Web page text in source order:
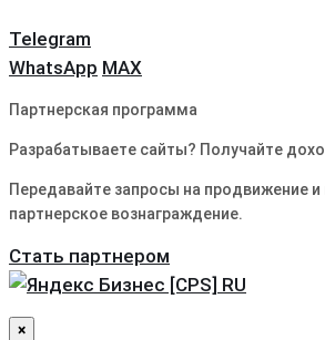
Telegram
WhatsApp MAX
Партнерская программа
Разрабатываете сайты? Получайте
Передавайте запросы на продвижение и
партнерское вознаграждение.
Стать партнером
×